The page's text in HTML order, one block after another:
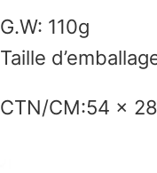
G.W: 110g
Taille
CTN/CM:54 ×